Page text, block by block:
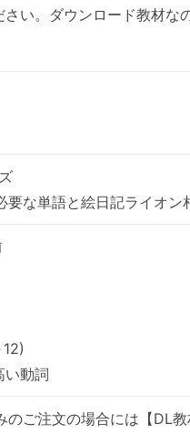
い。ダウンロード教材な
な単語と絵日記ライオン
い動詞
のご注文の場合には【DL教